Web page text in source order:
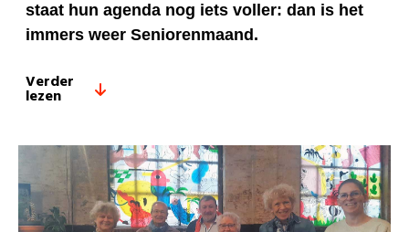
staat hun agenda nog iets voller: dan is het
immers weer Seniorenmaand.
Verder
lezen